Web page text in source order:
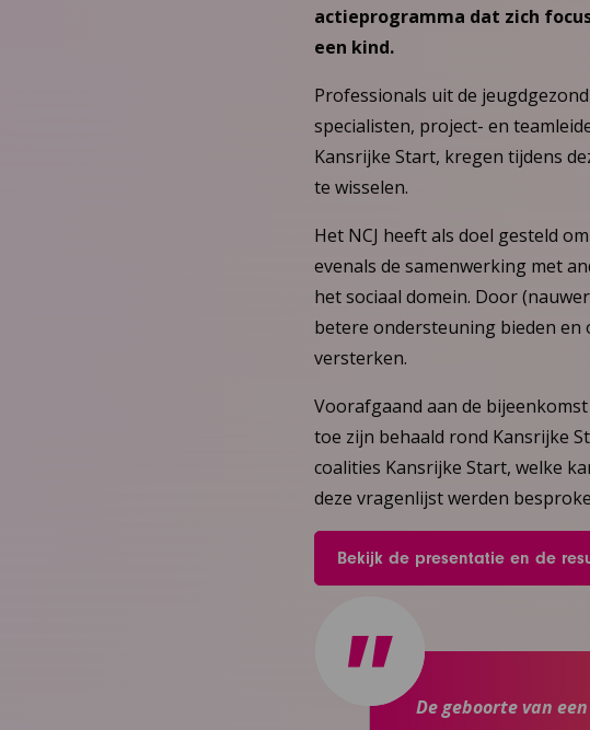
actieprogramma dat zich
een kind.
Professionals uit de
specialisten, project- en
Kansrijke Start, kregen tijdens
te wisselen.
Het NCJ heeft als doel gesteld
evenals de samenwerking met
het sociaal domein. Door
betere ondersteuning bieden en
versterken.
Voorafgaand aan de
toe zijn behaald rond Kansrijke
coalities Kansrijke Start, welke
deze vragenlijst werden
Bekijk de presentatie en de
De geboorte van